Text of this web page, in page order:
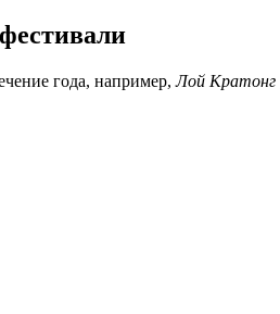
года, например,Лой Кратонг